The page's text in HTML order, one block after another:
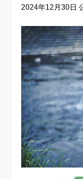
2024年12月30日